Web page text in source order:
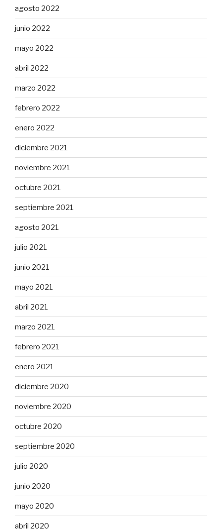
agosto 2022
junio 2022
mayo 2022
abril 2022
marzo 2022
febrero 2022
enero 2022
diciembre 2021
noviembre 2021
octubre 2021
septiembre 2021
agosto 2021
julio 2021
junio 2021
mayo 2021
abril 2021
marzo 2021
febrero 2021
enero 2021
diciembre 2020
noviembre 2020
octubre 2020
septiembre 2020
julio 2020
junio 2020
mayo 2020
abril 2020